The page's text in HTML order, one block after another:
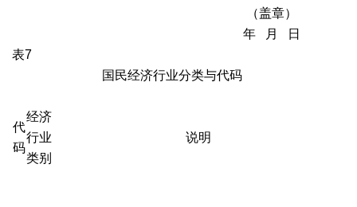
（盖章）
年 月 日
表7
国民经济行业分类与代码
代
码
经济
行业
类别
说明